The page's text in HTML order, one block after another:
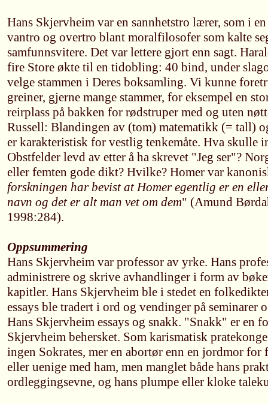
Hans Skjervheim var en sannhetstro lærer, som i
vantro og overtro blant moralfilosofer som kalte
samfunnsvitere. Det var lettere gjort enn sagt.
fire Store økte til en tidobling: 40 bind, under
velge stammen i Deres boksamling. Vi kunne
greiner, gjerne mange stammer, for eksempel en
reirplass på bakken for rødstruper med og uten
Russell: Blandingen av (tom) matematikk (= tall)
er karakteristisk for vestlig tenkemåte. Hva skulle
Obstfelder levd av etter å ha skrevet "Jeg ser"?
eller femten gode dikt? Hvilke? Homer var
forskningen har bevist at Homer egentlig er en
navn og det er alt man vet om dem" (Amund
1998:284).
Oppsummering
Hans Skjervheim var professor av yrke. Hans
administrere og skrive avhandlinger i form av
kapitler. Hans Skjervheim ble i stedet en
essays ble tradert i ord og vendinger på seminarer
Hans Skjervheim essays og snakk. "Snakk" er en
Skjervheim behersket. Som karismatisk
ingen Sokrates, mer en abortør enn en jordmor for
eller uenige med ham, men manglet både hans
ordleggingsevne, og hans plumpe eller kloke